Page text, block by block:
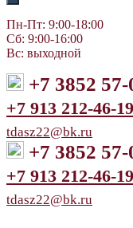
Пн-Пт: 9:00-18:00
Сб: 9:00-16:00
Вс: выходной
+7 3852 57-
+7 913 212-46-19
tdasz22@bk.ru
+7 3852 57-
+7 913 212-46-19
tdasz22@bk.ru